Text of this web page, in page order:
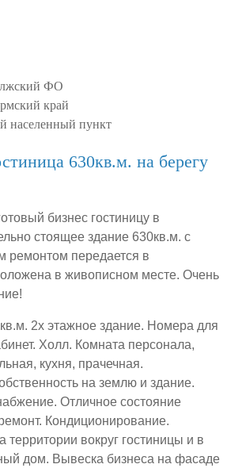
ФО
край
населенный пункт
630кв.м. на берегу
бизнес гостиницу в
стоящее здание 630кв.м. с
ремонтом передается в
в живописном месте. Очень
2х этажное здание. Номера для
Холл. Комната персонала,
кухня, прачечная.
на землю и здание.
Отличное состояние
Кондиционирование.
вокруг гостиницы и в
дом. Вывеска бизнеса на фасаде